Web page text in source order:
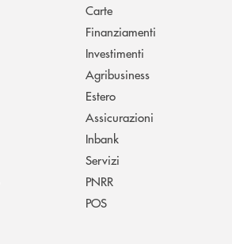
Carte
Finanziamenti
Investimenti
Agribusiness
Estero
Assicurazioni
Inbank
Servizi
PNRR
POS